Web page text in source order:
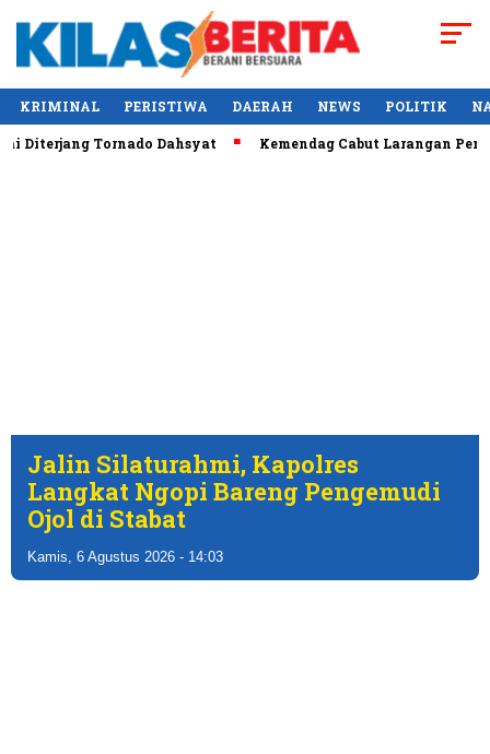
KRIMINAL PERISTIWA DAERAH NEWS POLITIK
Diterjang Tornado Dahsyat Kemendag Cabut Larangan
Jalin Silaturahmi, Kapolres
Langkat Ngopi Bareng Pengemudi
Ojol di Stabat
Kamis, 6 Agustus 2026 - 14:03